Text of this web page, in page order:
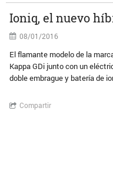
Ioniq, el nuevo
08/01/2016
El flamante modelo de la
Kappa GDi junto con un
doble embrague y batería de
Compartir